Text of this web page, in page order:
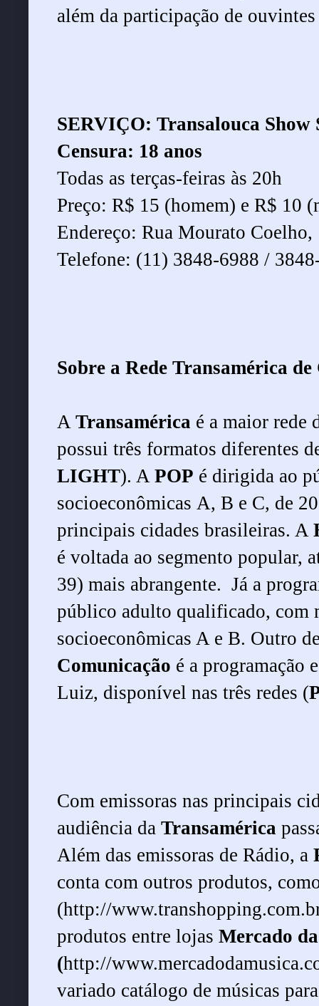
além da participação de
SERVIÇO: Transalouca Show
Censura: 18 anos
Todas as terças-feiras às 20h
Preço: R$ 15 (homem) e R$ 10
Endereço: Rua Mourato Coelho,
Telefone: (11) 3848-6988 /
Sobre a Rede Transamérica
A Transamérica é a maior rede
possui três formatos diferentes
LIGHT). A POP é dirigida ao
socioeconômicas A, B e C, de
principais cidades brasileiras. A
é voltada ao segmento popular,
39) mais abrangente. Já a
público adulto qualificado, com
socioeconômicas A e B. Outro
Comunicação é a programação
Luiz, disponível nas três redes (
Com emissoras nas principais
audiência da Transamérica
Além das emissoras de Rádio, a
conta com outros produtos,
(http://
produtos entre lojas Mercado
(http://
variado catálogo de músicas